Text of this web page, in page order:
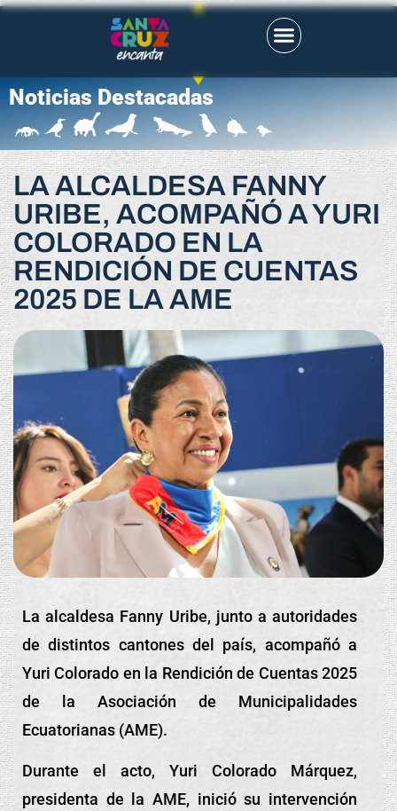
Noticias Destacadas
LA ALCALDESA FANNY
URIBE, ACOMPAÑÓ A YURI
COLORADO EN LA
RENDICIÓN DE CUENTAS
2025 DE LA AME
La alcaldesa Fanny Uribe, junto a autoridades
de distintos cantones del país, acompañó a
Yuri Colorado en la Rendición de Cuentas 2025
de la Asociación de Municipalidades
Ecuatorianas (AME).
Durante el acto, Yuri Colorado Márquez,
presidenta de la AME, inició su intervención